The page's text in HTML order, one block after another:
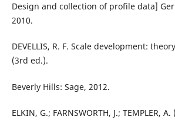
Design and collection of profile data]
2010.
DEVELLIS, R. F. Scale development:
(3rd ed.).
Beverly Hills: Sage, 2012.
ELKIN, G.; FARNSWORTH, J.; TEMPLER,